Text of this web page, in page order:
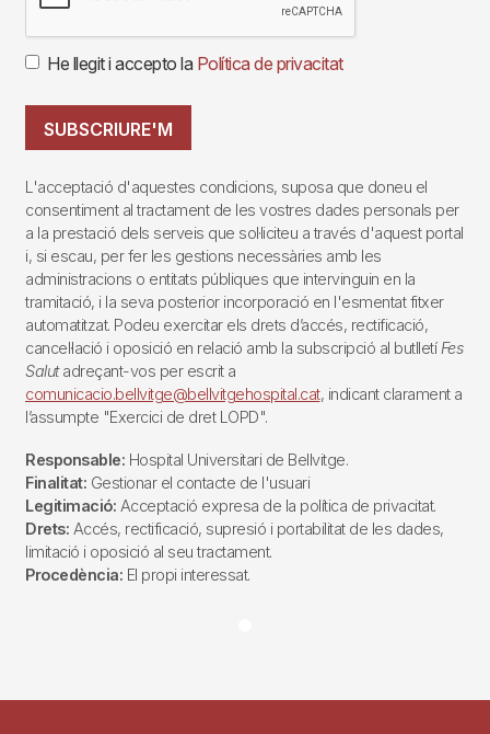
He llegit i accepto la Política de privacitat
SUBSCRIURE'M
L'acceptació d'aquestes condicions, suposa que doneu el
consentiment al tractament de les vostres dades personals per
a la prestació dels serveis que sol·liciteu a través d'aquest portal
i, si escau, per fer les gestions necessàries amb les
administracions o entitats públiques que intervinguin en la
tramitació, i la seva posterior incorporació en l'esmentat fitxer
automatitzat. Podeu exercitar els drets d’accés, rectificació,
cancel·lació i oposició en relació amb la subscripció al butlletí Fes
Salutadreçant-vos per escrit a
comunicacio.bellvitge@bellvitgehospital.cat, indicant clarament a
l’assumpte "Exercici de dret LOPD".
Responsable: Hospital Universitari de Bellvitge.
Finalitat: Gestionar el contacte de l'usuari
Legitimació: Acceptació expresa de la política de privacitat.
Drets: Accés, rectificació, supresió i portabilitat de les dades,
limitació i oposició al seu tractament.
Procedència: El propi interessat.